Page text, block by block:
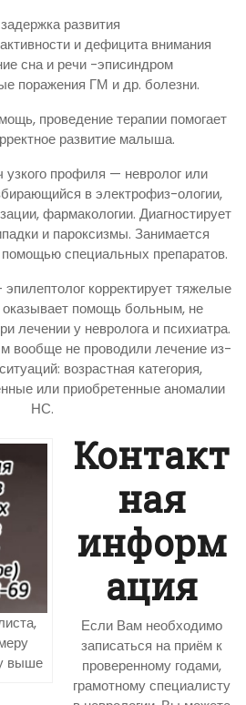
задержка развития
и дефицита внимания
сна и речи -эписиндром
поражения ГМ и др. болезни.
проведение терапии помогает
развитие малыша.
профиля — невролог или
в электрофиз-ологии,
фармакологии. Диагностирует
и пароксизмы. Занимается
специальных препаратов.
корректирует тяжелые
помощь больным, не
лечении у невролога и психиатра.
вообще не проводили лечение из-
возрастная категория,
или приобретенные аномалии
НС.
выше
Контакт
ная
информ
ация
Если Вам необходимо
записаться на приём к
проверенному годами,
грамотному специалисту